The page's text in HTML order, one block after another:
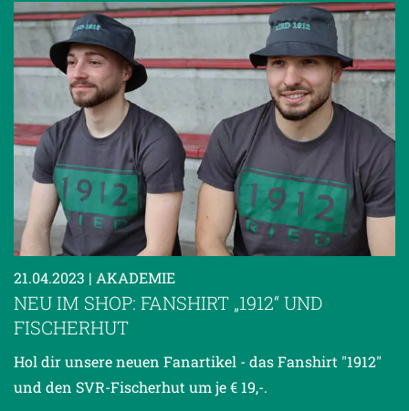
21.04.2023 | AKADEMIE
NEU IM SHOP: FANSHIRT „1912“ UND
FISCHERHUT
Hol dir unsere neuen Fanartikel - das Fanshirt "1912"
und den SVR-Fischerhut um je € 19,-.